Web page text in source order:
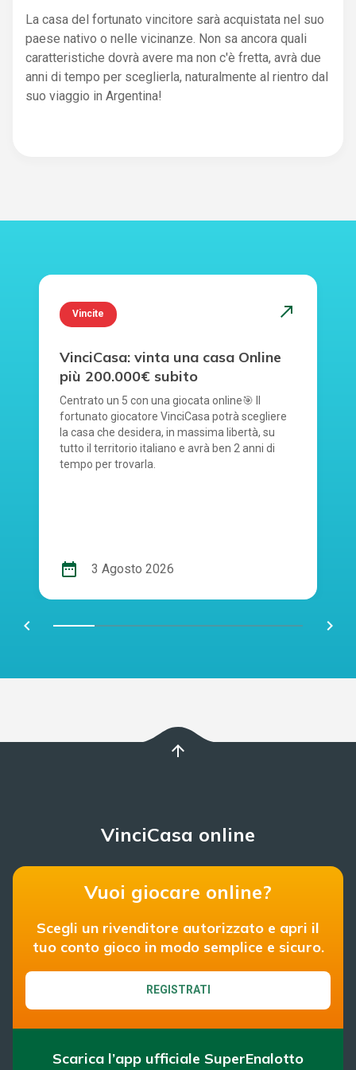
La casa del fortunato vincitore sarà acquistata nel suo
paese nativo o nelle vicinanze. Non sa ancora quali
caratteristiche dovrà avere ma non c'è fretta, avrà due
anni di tempo per sceglierla, naturalmente al rientro dal
suo viaggio in Argentina!
Vincite north_east
VinciCasa: vinta una casa Online
più 200.000€ subito
Centrato un 5 con una giocata online🎯 Il
fortunato giocatore VinciCasa potrà scegliere
la casa che desidera, in massima libertà, su
tutto il territorio italiano e avrà ben 2 anni di
tempo per trovarla.
date_range 3 Agosto 2026
chevron_left navigate_next
arrow_upward
VinciCasa online
Vuoi giocare online?
Scegli un rivenditore autorizzato e apri il
tuo conto gioco in modo semplice e sicuro.
REGISTRATI
Scarica l’app ufficiale SuperEnalotto